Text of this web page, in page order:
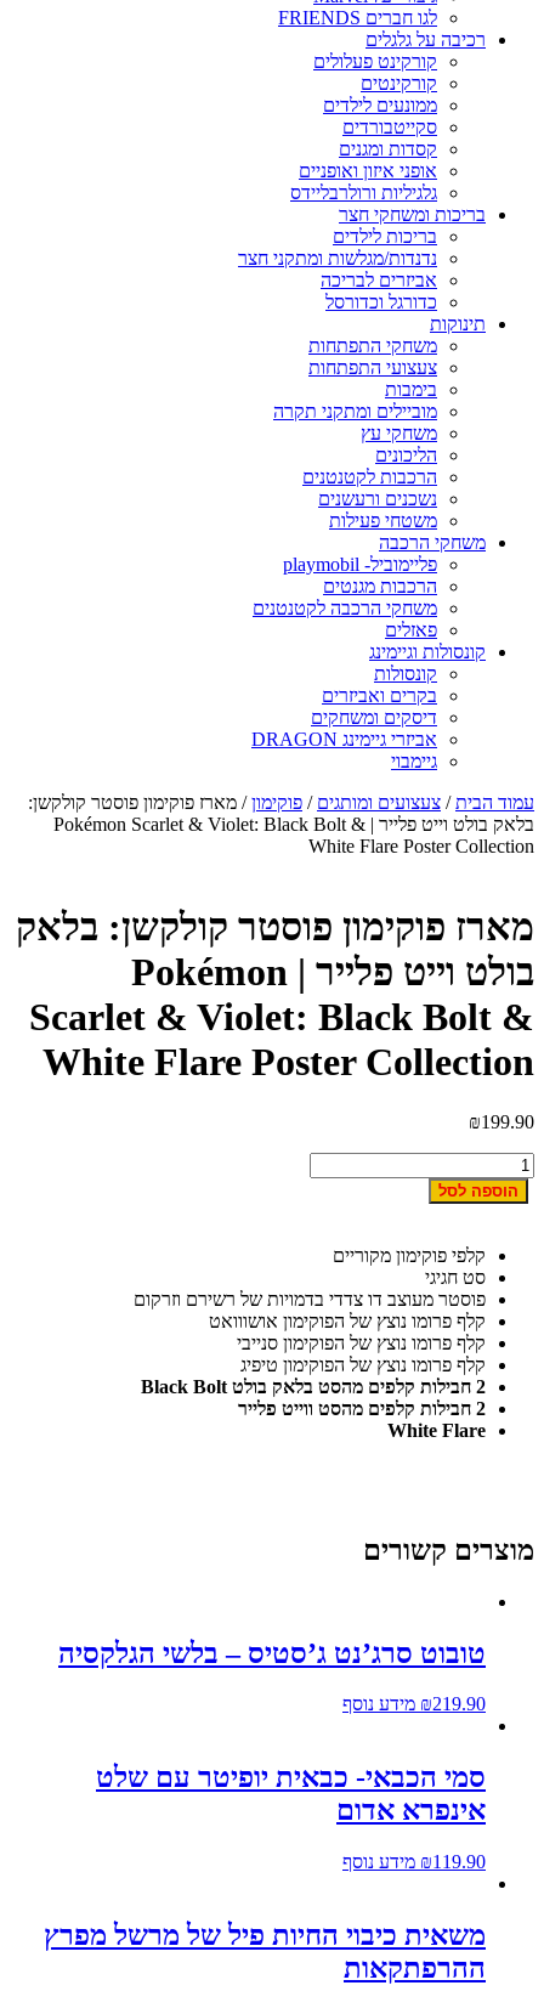
לגו חברים FRIENDS
רכיבה על גלגלים
קורקינט פעלולים
קורקינטים
ממונעים לילדים
סקייטבורדים
קסדות ומגנים
אופני איזון ואופניים
גלגיליות ורולרבליידס
בריכות ומשחקי חצר
בריכות לילדים
נדנדות/מגלשות ומתקני חצר
אביזרים לבריכה
כדורגל וכדורסל
תינוקות
משחקי התפתחות
צעצועי התפתחות
בימבות
מוביילים ומתקני תקרה
משחקי עץ
הליכונים
הרכבות לקטנטנים
נשכנים ורעשנים
משטחי פעילות
משחקי הרכבה
פליימוביל- playmobil
הרכבות מגנטים
משחקי הרכבה לקטנטנים
פאזלים
קונסולות וגיימינג
קונסולות
בקרים ואביזרים
דיסקים ומשחקים
אביזרי גיימינג DRAGON
גיימבוי
הבית/צעצועים ומותגים/ פוקימון/ מארז פוקימון פוסטר קולקשן:
בלאק בולט וייט פלייר | Pokémon Scarlet & Violet: Black Bolt &
White Flare Poster
פוקימון פוסטר קולקשן: בלאק
בולט וייט פלייר | Pokémon
Scarlet & Violet: Black Bolt
White Flare Poster
₪
הוספה לסל
קלפי פוקימון מקוריים
סט חגיגי
פוסטר מעוצב דו צדדי בדמויות של רשירם וזרקום
קלף פרומו נוצץ של הפוקימון אושווואט
קלף פרומו נוצץ של הפוקימון סנייבי
קלף פרומו נוצץ של הפוקימון טיפיג
White Flare
קשורים
טובוט סרג’נט ג’סטיס – בלשי הגלקסיה
₪219.90 מידע נוסף
סמי הכבאי- כבאית יופיטר עם שלט
אינפרא אדום
₪119.90 מידע נוסף
משאית כיבוי החיות פיל של מרשל מפרץ
ההרפתקאות